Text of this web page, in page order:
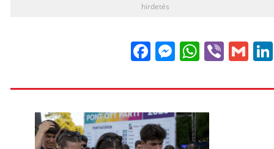
hirdetés
FacebookViber